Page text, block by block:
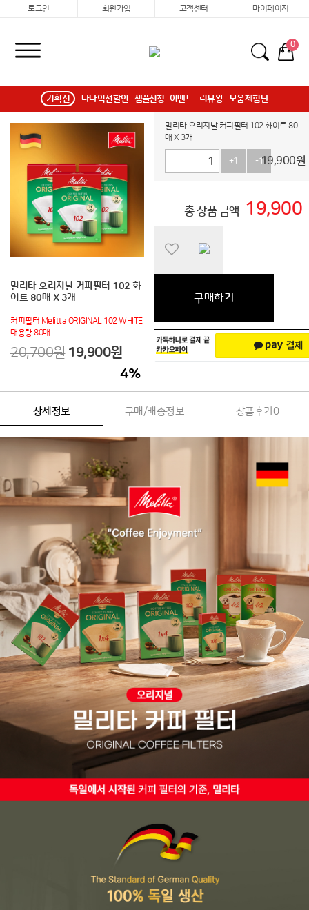
로그인 회원가입 고객센터 마이페이지
0
기획전 다다익선할인 샘플신청 이벤트 리뷰왕 모움체험단
밀리타 오리지날 커피필터 102 화
이트 80매 X 3개
커피필터 Melitta ORIGINAL 102 WHITE
대용량 80매
20,700원 19,900원
4%
밀리타 오리지날 커피필터 102 화이트 80
매 X 3개
+1 -119,900원
총 상품 금액 19,900
구매하기
상세정보 구매/배송정보 상품후기 0